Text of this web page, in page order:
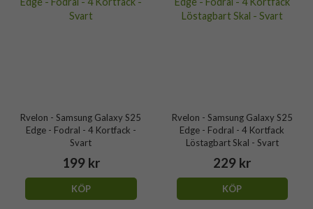
Rvelon - Samsung Galaxy S25
Edge - Fodral - 4 Kortfack -
Svart
199 kr
KÖP
Rvelon - Samsung Galaxy S25
Edge - Fodral - 4 Kortfack
Löstagbart Skal - Svart
229 kr
KÖP